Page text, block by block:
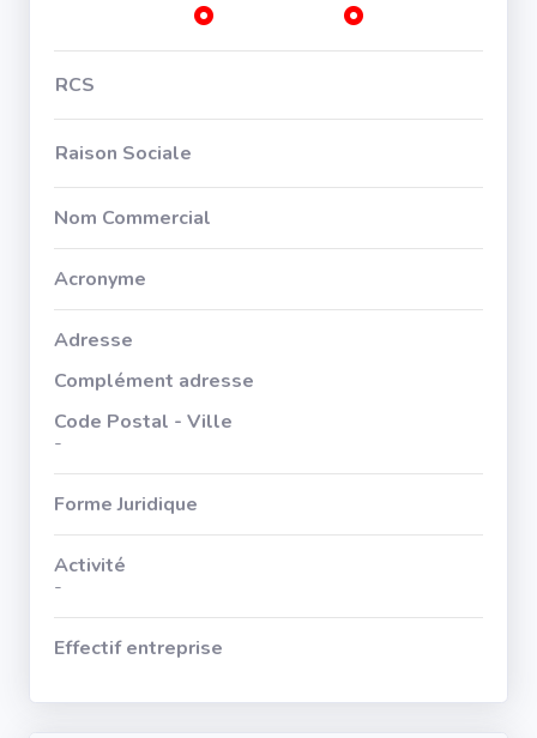
RCS
Raison Sociale
Nom Commercial
Acronyme
Adresse
Complément adresse
Code Postal - Ville
-
Forme Juridique
Activité
-
Effectif entreprise